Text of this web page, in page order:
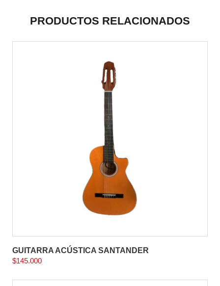
PRODUCTOS RELACIONADOS
GUITARRA ACÚSTICA SANTANDER
$145.000